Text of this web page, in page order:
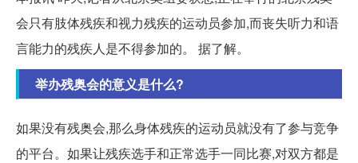
会只有肢体残疾和视力残疾的运动员参加,而丧失听力和语
言能力的残疾人是不得参加的。 据了解。
举办残奥会的意义是什么?
如果没有残奥会,那么身体残疾的运动员就没有了参与竞争
的平台。如果让残疾选手和正常选手一同比赛,对双方都是